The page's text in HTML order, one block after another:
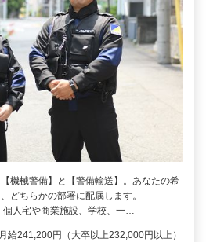
機械警備】と【警備輸送】。あなたの希
、どちらかの部署に配属します。 ――
人宅や商業施設、学校、一…
給241,200円（大卒以上232,000円以上）